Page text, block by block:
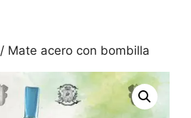
/ Mate acero con bombilla